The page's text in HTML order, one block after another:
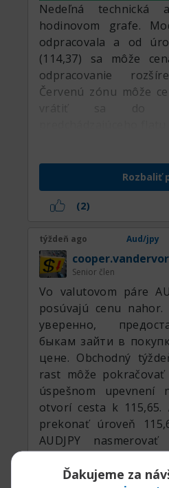
Ďakujeme za
Nedeľná
hodinovom grafe.
odpracovala a od
(114,37) sa môže
odpracovanie
Červenú zónu môže
vrátiť sa do
Rozbaliť
(2)
týždeň ago Aud/jpy
Senior člen
Vo valutovom páre
posúvajú cenu
уверенно,
быкам зайти в
цене. Obchodný
rast môže
úspešnom upevnení
otvorí cesta k
prekonať úroveň
AUDJPY
Samozrejme,
momente sa